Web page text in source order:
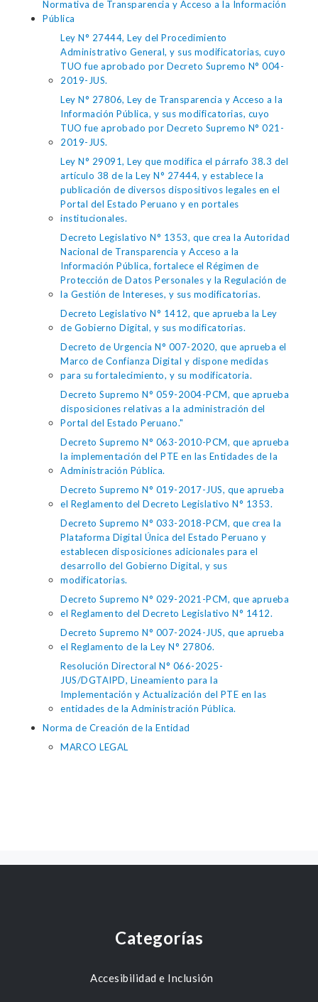
Normativa de Transparencia y Acceso a la Información
Pública
Ley N° 27444, Ley del Procedimiento
Administrativo General, y sus modificatorias, cuyo
TUO fue aprobado por Decreto Supremo N° 004-
2019-JUS.
Ley N° 27806, Ley de Transparencia y Acceso a la
Información Pública, y sus modificatorias, cuyo
TUO fue aprobado por Decreto Supremo N° 021-
2019-JUS.
Ley N° 29091, Ley que modifica el párrafo 38.3 del
artículo 38 de la Ley N° 27444, y establece la
publicación de diversos dispositivos legales en el
Portal del Estado Peruano y en portales
institucionales.
Decreto Legislativo N° 1353, que crea la Autoridad
Nacional de Transparencia y Acceso a la
Información Pública, fortalece el Régimen de
Protección de Datos Personales y la Regulación de
la Gestión de Intereses, y sus modificatorias.
Decreto Legislativo N° 1412, que aprueba la Ley
de Gobierno Digital, y sus modificatorias.
Decreto de Urgencia N° 007-2020, que aprueba el
Marco de Confianza Digital y dispone medidas
para su fortalecimiento, y su modificatoria.
Decreto Supremo N° 059-2004-PCM, que aprueba
disposiciones relativas a la administración del
Portal del Estado Peruano."
Decreto Supremo N° 063-2010-PCM, que aprueba
la implementación del PTE en las Entidades de la
Administración Pública.
Decreto Supremo N° 019-2017-JUS, que aprueba
el Reglamento del Decreto Legislativo N° 1353.
Decreto Supremo N° 033-2018-PCM, que crea la
Plataforma Digital Única del Estado Peruano y
establecen disposiciones adicionales para el
desarrollo del Gobierno Digital, y sus
modificatorias.
Decreto Supremo N° 029-2021-PCM, que aprueba
el Reglamento del Decreto Legislativo N° 1412.
Decreto Supremo N° 007-2024-JUS, que aprueba
el Reglamento de la Ley N° 27806.
Resolución Directoral N° 066-2025-
JUS/DGTAIPD, Lineamiento para la
Implementación y Actualización del PTE en las
entidades de la Administración Pública.
Norma de Creación de la Entidad
MARCO LEGAL
Categorías
Accesibilidad e Inclusión